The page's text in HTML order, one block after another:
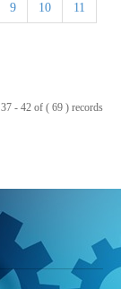
9 10 11
37 - 42 of ( 69 ) records